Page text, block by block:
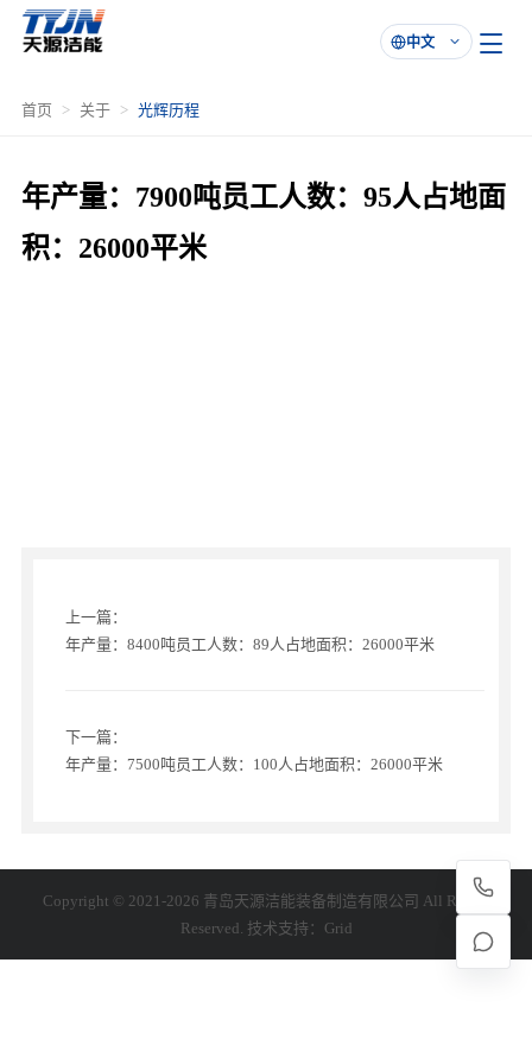

中文
首页 关于 光辉历程
年产量：7900吨员工人数：95人占地面
积：26000平米
上一篇：
年产量：8400吨员工人数：89人占地面积：26000平米
下一篇：
年产量：7500吨员工人数：100人占地面积：26000平米
Copyright © 2021-2026 青岛天源洁能装备制造有限公司 All Rights
Reserved. 技术支持： Grid